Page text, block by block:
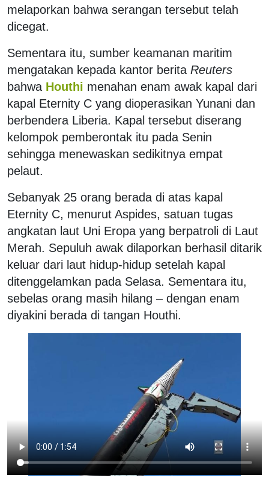
melaporkan bahwa serangan tersebut telah
dicegat.
Sementara itu, sumber keamanan maritim
mengatakan kepada kantor berita Reuters
bahwa Houthi menahan enam awak kapal dari
kapal Eternity C yang dioperasikan Yunani dan
berbendera Liberia. Kapal tersebut diserang
kelompok pemberontak itu pada Senin
sehingga menewaskan sedikitnya empat
pelaut.
Sebanyak 25 orang berada di atas kapal
Eternity C, menurut Aspides, satuan tugas
angkatan laut Uni Eropa yang berpatroli di Laut
Merah. Sepuluh awak dilaporkan berhasil ditarik
keluar dari laut hidup-hidup setelah kapal
ditenggelamkan pada Selasa. Sementara itu,
sebelas orang masih hilang – dengan enam
diyakini berada di tangan Houthi.